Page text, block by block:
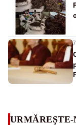
URMĂREȘTE-